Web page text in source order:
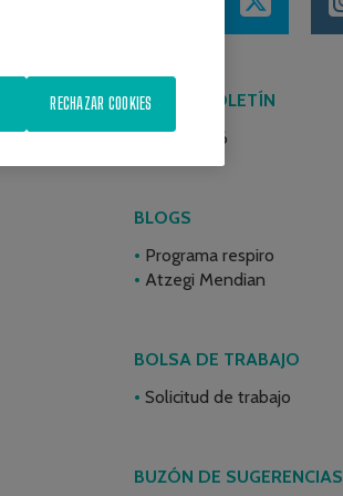
ÚLTIMO BOLETÍN
Junio 2026
BLOGS
Programa respiro
Atzegi Mendian
BOLSA DE TRABAJO
Solicitud de trabajo
BUZÓN DE SUGERENCIAS
RECHAZAR COOKIES